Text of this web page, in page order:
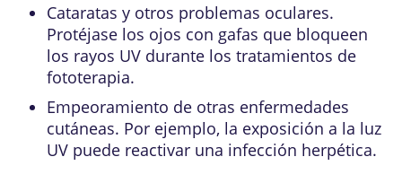
Cataratas y otros problemas oculares.
Protéjase los ojos con gafas que bloqueen
los rayos UV durante los tratamientos de
fototerapia.
Empeoramiento de otras enfermedades
cutáneas. Por ejemplo, la exposición a la luz
UV puede reactivar una infección herpética.